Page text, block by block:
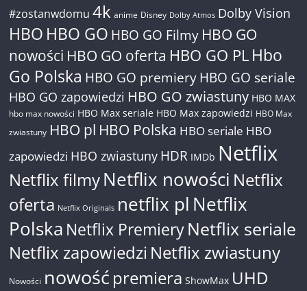
#zostanwdomu 4k anime Disney Dolby Atmos Dolby Vision
HBO HBO GO HBO GO Filmy HBO GO
nowości HBO GO oferta HBO GO PL Hbo
Go Polska HBO GO premiery HBO GO seriale
HBO GO zapowiedzi HBO GO zwiastuny HBO MAX
hbo max nowości HBO Max seriale HBO Max zapowiedzi HBO Max
zwiastuny HBO pl HBO Polska HBO seriale HBO
zapowiedzi HBO zwiastuny HDR IMDb Netflix
Netflix filmyNetflix nowości Netflix
oferta Netflix Originals netflix pl Netflix
Polska Netflix PremieryNetflix seriale
Netflix zapowiedzi Netflix zwiastuny
Nowości nowość premiera ShowMax UHD